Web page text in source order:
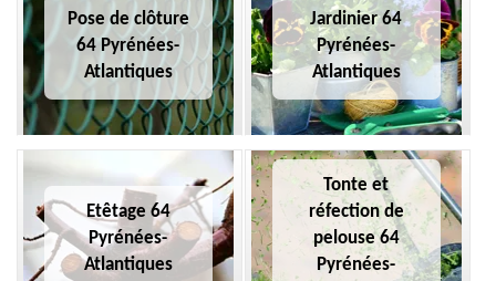
Pose de clôture
64 Pyrénées-
Atlantiques
Jardinier 64
Pyrénées-
Atlantiques
Etêtage 64
Pyrénées-
Atlantiques
Tonte et
réfection de
pelouse 64
Pyrénées-